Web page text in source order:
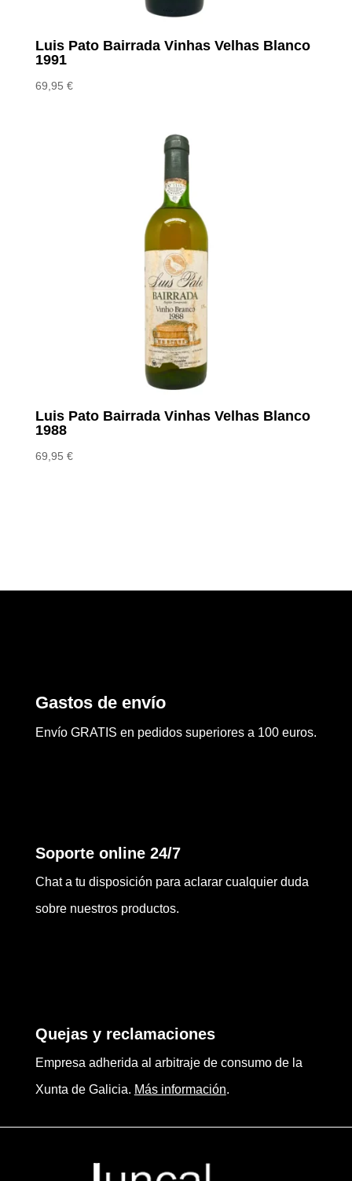
Luis Pato Bairrada Vinhas Velhas Blanco
1991
69,95 €
Luis Pato Bairrada Vinhas Velhas Blanco
1988
69,95 €
Gastos de envío
Envío GRATIS en pedidos superiores a 100 euros.
Soporte online 24/7
Chat a tu disposición para aclarar cualquier duda
sobre nuestros productos.
Quejas y reclamaciones
Empresa adherida al arbitraje de consumo de la
Xunta de Galicia. Más información.